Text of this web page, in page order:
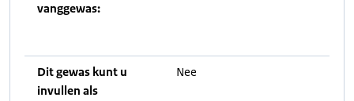
vanggewas:
Dit gewas kunt u
invullen als
Nee